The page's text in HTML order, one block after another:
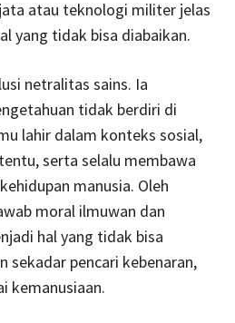
atau teknologi militer jelas
yang tidak bisa diabaikan.
netralitas sains. Ia
tidak berdiri di
lahir dalam konteks sosial,
serta selalu membawa
manusia. Oleh
moral ilmuwan dan
hal yang tidak bisa
sekadar pencari kebenaran,
kemanusiaan.